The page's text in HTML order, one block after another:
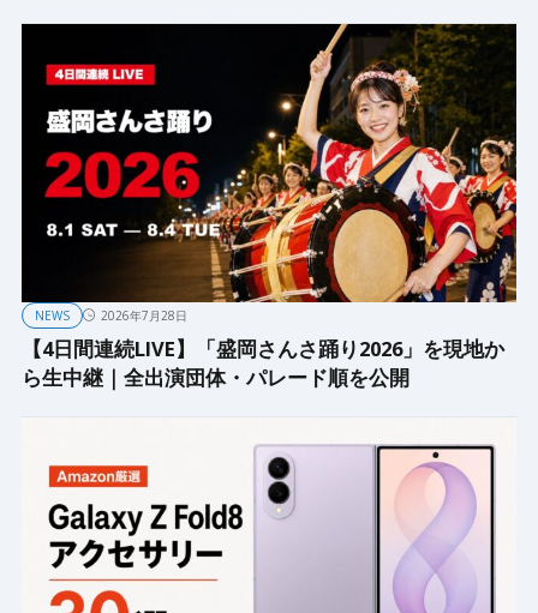
NEWS 2026年7月28日
【4日間連続LIVE】「盛岡さんさ踊り2026」を現地か
ら生中継｜全出演団体・パレード順を公開